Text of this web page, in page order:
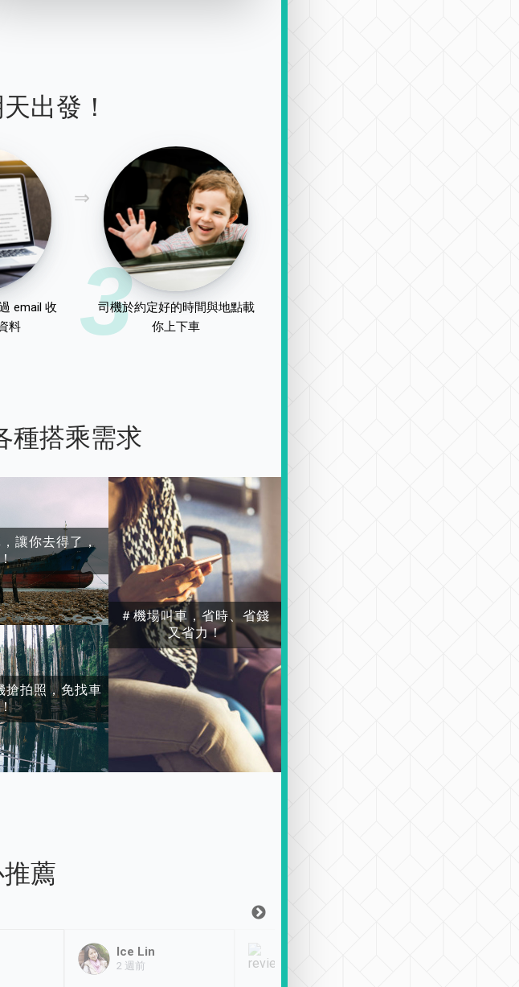
出發！
email 收
料
3
司機於約定好的時間與地點載
你上下車
種搭乘需求
讓你去得了，
搶拍照，免找車
＃機場叫車，省時、省錢
又省力！
薦
Ice Lin
2 週前